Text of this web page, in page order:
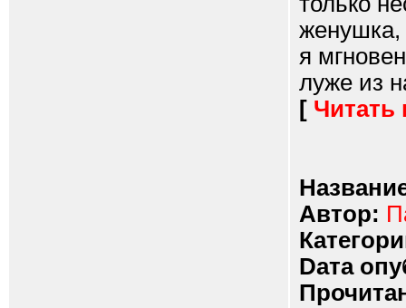
женушка,
я
луже из
[ Читать
Автор:
Dата